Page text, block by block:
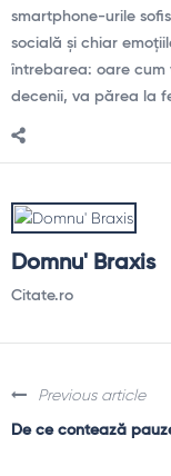
smartphone-urile
socială și chiar
întrebarea: oare cum
decenii, va părea la
Domnu' Braxis
Citate.ro
Previous article
De ce contează